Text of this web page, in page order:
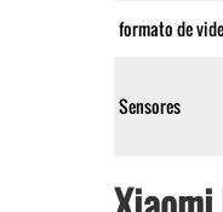
formato de
Sensores